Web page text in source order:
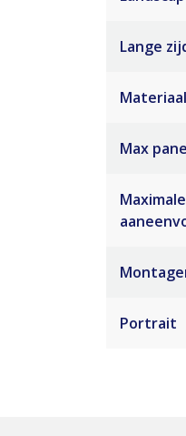
Lange
Materiaal
Max
Portrait